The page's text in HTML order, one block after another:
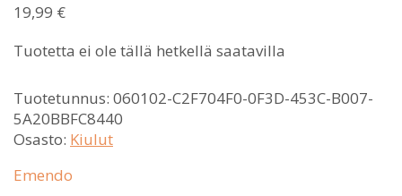
19,99 €
Tuotetta ei ole tällä hetkellä saatavilla
Tuotetunnus: 060102-C2F704F0-0F3D-453C-B007-
5A20BBFC8440
Osasto: Kiulut
Emendo